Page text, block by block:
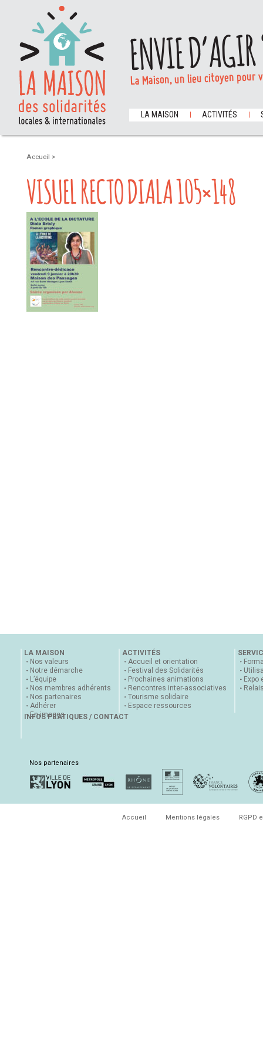
ENVIE
La Maison, un lieu citoyen
LA MAISON ACTIVITÉS
Accueil >
VISUEL RECTO DIALA 105×148
LA MAISON
Nos valeurs
Notre démarche
L’équipe
Nos membres adhérents
Nos partenaires
Adhérer
En images
ACTIVITÉS
Accueil et orientation
Festival des Solidarités
Prochaines animations
Rencontres inter-associatives
Tourisme solidaire
Espace ressources
Expo
INFOS PRATIQUES / CONTACT
Nos partenaires
Accueil Mentions légales RGPD